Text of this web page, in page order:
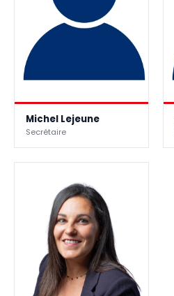
Michel Lejeune
Secrétaire